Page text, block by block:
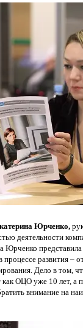
Юрченко,
деятельности
Юрченко представила
развития –
Дело в том,
как ОЦО уже 10 лет, а
внимание на